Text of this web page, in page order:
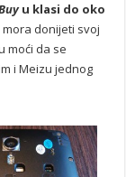
u klasi do oko
mora donijeti svoj
moći da se
i Meizu jednog